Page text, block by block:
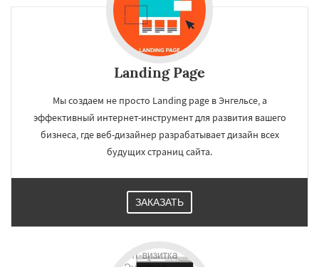
Landing Page
Мы создаем не просто Landing page в Энгельсе, а
эффективный интернет-инструмент для развития вашего
бизнеса, где веб-дизайнер разрабатывает дизайн всех
будущих страниц сайта.
ЗАКАЗАТЬ